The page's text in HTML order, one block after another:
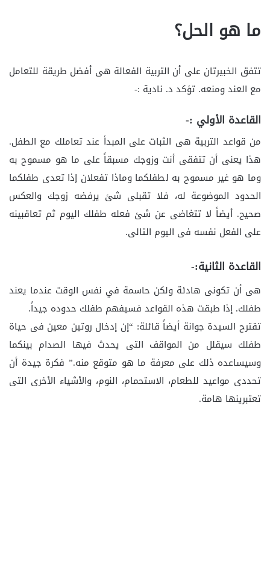
ما هو الحل؟
تتفق الخبيرتان على أن التربية الفعالة هى أفضل طريقة للتعامل
مع العند ومنعه. تؤكد د. نادية :-
القاعدة الأولي :-
من قواعد التربية هى الثبات على المبدأ عند تعاملك مع الطفل.
هذا يعنى أن تتفقى أنت وزوجك مسبقاً على ما هو مسموح به
وما هو غير مسموح به لطفلكما وماذا تفعلان إذا تعدى طفلكما
الحدود الموضوعة له، فلا تقبلى شئ يرفضه زوجك والعكس
صحيح. أيضاً لا تتغاضى عن شئ فعله طفلك اليوم ثم تعاقبينه
على الفعل نفسه فى اليوم التالى.
القاعدة الثانية:-
هى أن تكونى هادئة ولكن حاسمة في نفس الوقت عندما يعند
طفلك. إذا طبقت هذه القواعد فسيفهم طفلك حدوده جيداً.
تقترح السيدة جوانة أيضاً قائلة: “إن إدخال روتين معين فى حياة
طفلك سيقلل من المواقف التى يحدث فيها الصدام بينكما
وسيساعده ذلك على معرفة ما هو متوقع منه.” فكرة جيدة أن
تحددى مواعيد للطعام، الاستحمام، النوم، والأشياء الأخرى التى
تعتبرينها هامة.